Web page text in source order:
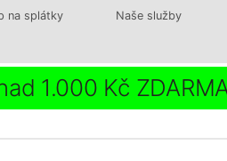
na splátky Naše služby
1.000 Kč